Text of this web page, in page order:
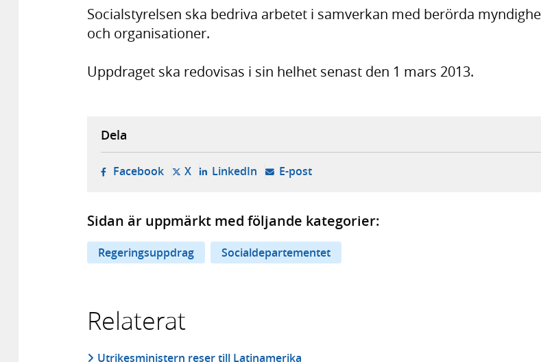
Socialstyrelsen ska bedriva arbetet i samverkan med berörda
och organisationer.
Uppdraget ska redovisas i sin helhet senast den 1 mars 2013.
Dela
Facebook- öppnas i ny flik, extern webbplats,
X- öppnas i ny flik, extern webbplats,
LinkedIn- öppnas i ny flik, extern webbplats,
E-post- öppnar din e-postklient,
Sidan är uppmärkt med följande kategorier:
Regeringsuppdrag Socialdepartementet
Relaterat
Utrikesministern reser till Latinamerika